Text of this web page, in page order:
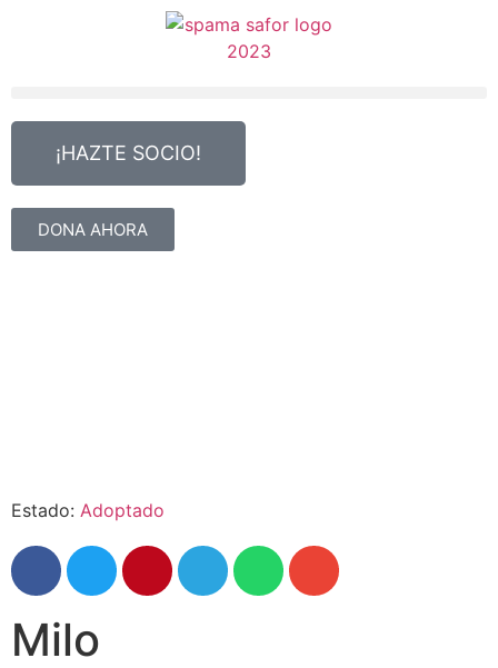
¡HAZTE SOCIO!
DONA AHORA
Estado: Adoptado
Milo